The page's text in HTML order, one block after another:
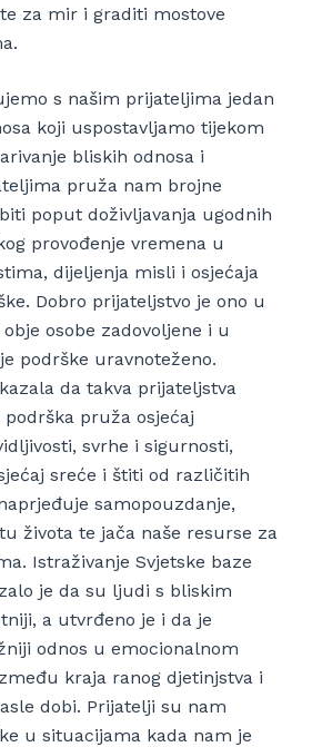
za mir i graditi mostove
s našim prijateljima jedan
koji uspostavljamo tijekom
bliskih odnosa i
pruža nam brojne
poput doživljavanja ugodnih
provođenje vremena u
dijeljenja misli i osjećaja
Dobro prijateljstvo je ono u
osobe zadovoljene i u
podrške uravnoteženo.
da takva prijateljstva
pruža osjećaj
svrhe i sigurnosti,
sreće i štiti od različitih
samopouzdanje,
života te jača naše resurse za
Istraživanje Svjetske baze
je da su ljudi s bliskim
a utvrđeno je i da je
odnos u emocionalnom
kraja ranog djetinjstva i
dobi. Prijatelji su nam
u situacijama kada nam je